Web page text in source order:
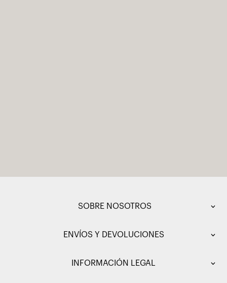
SOBRE NOSOTROS
ENVÍOS Y DEVOLUCIONES
INFORMACIÓN LEGAL